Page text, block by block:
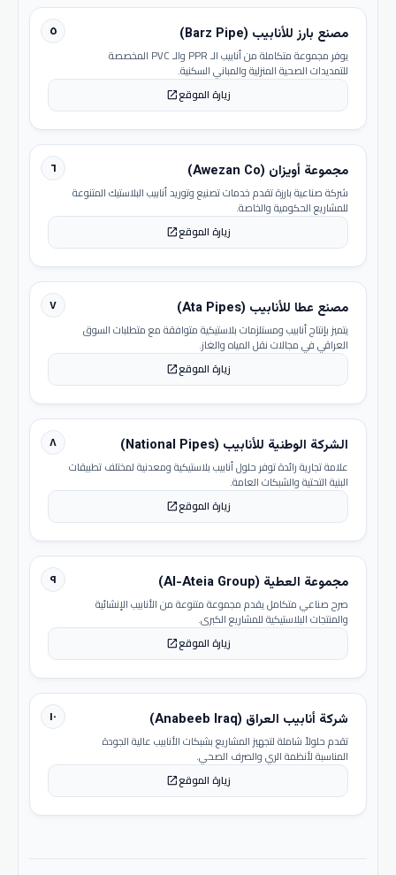
٥ مصنع بارز للأنابيب (Barz Pipe)
يوفر مجموعة متكاملة من أنابيب الـ PPR والـ PVC المخصصة
للتمديدات الصحية المنزلية والمباني السكنية.
زيارة الموقعopen_in_new
٦ مجموعة أويزان (Awezan Co)
شركة صناعية بارزة تقدم خدمات تصنيع وتوريد أنابيب البلاستيك المتنوعة
للمشاريع الحكومية والخاصة.
زيارة الموقعopen_in_new
٧ مصنع عطا للأنابيب (Ata Pipes)
يتميز بإنتاج أنابيب ومستلزمات بلاستيكية متوافقة مع متطلبات السوق
العراقي في مجالات نقل المياه والغاز.
زيارة الموقعopen_in_new
٨ الشركة الوطنية للأنابيب (National Pipes)
علامة تجارية رائدة توفر حلول أنابيب بلاستيكية ومعدنية لمختلف تطبيقات
البنية التحتية والشبكات العامة.
زيارة الموقعopen_in_new
٩ مجموعة العطية (Al-Ateia Group)
صرح صناعي متكامل يقدم مجموعة متنوعة من الأنابيب الإنشائية
والمنتجات البلاستيكية للمشاريع الكبرى.
زيارة الموقعopen_in_new
١٠ شركة أنابيب العراق (Anabeeb Iraq)
تقدم حلولاً شاملة لتجهيز المشاريع بشبكات الأنابيب عالية الجودة
المناسبة لأنظمة الري والصرف الصحي.
زيارة الموقعopen_in_new